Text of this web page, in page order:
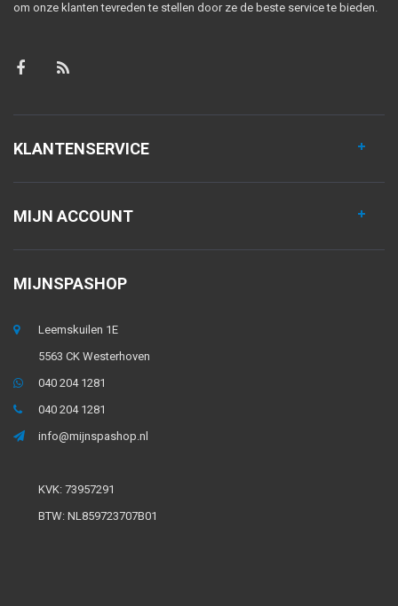
om onze klanten tevreden te stellen door ze de beste service te bieden.
KLANTENSERVICE
MIJN ACCOUNT
MIJNSPASHOP
Leemskuilen 1E
5563 CK Westerhoven
040 204 1281
040 204 1281
info@mijnspashop.nl
KVK: 73957291
BTW: NL859723707B01